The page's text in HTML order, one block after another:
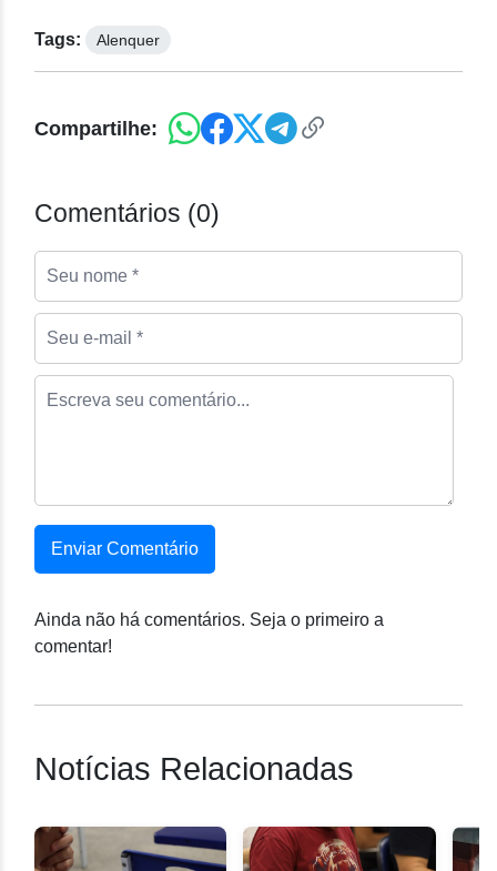
Tags: Alenquer
Compartilhe:
Comentários (0)
Enviar Comentário
Ainda não há comentários. Seja o primeiro a
comentar!
Notícias Relacionadas